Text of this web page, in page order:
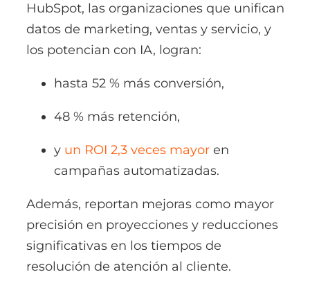
HubSpot, las organizaciones que unifican
datos de marketing, ventas y servicio, y
los potencian con IA, logran:
hasta 52 % más conversión,
48 % más retención,
y un ROI 2,3 veces mayoren
campañas automatizadas.
Además, reportan mejoras como mayor
precisión en proyecciones y reducciones
significativas en los tiempos de
resolución de atención al cliente.